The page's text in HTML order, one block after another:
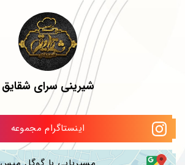
شیرینی سرای شقایق
اینستاگرام مجموعه